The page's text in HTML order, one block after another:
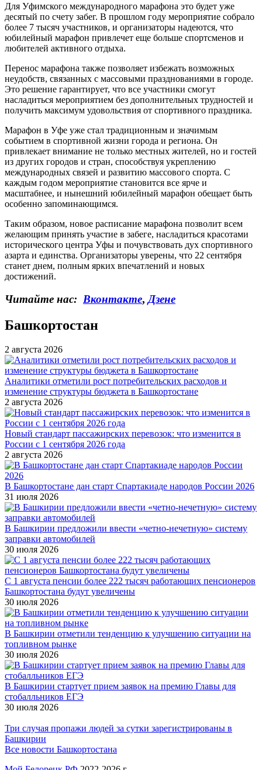
Для Уфимского международного марафона это будет уже
десятый по счету забег. В прошлом году мероприятие собрало
более 7 тысяч участников, и организаторы надеются, что
юбилейный марафон привлечет еще больше спортсменов и
любителей активного отдыха.
Перенос марафона также позволяет избежать возможных
неудобств, связанных с массовыми празднованиями в городе.
Это решение гарантирует, что все участники смогут
насладиться мероприятием без дополнительных трудностей и
получить максимум удовольствия от спортивного праздника.
Марафон в Уфе уже стал традиционным и значимым
событием в спортивной жизни города и региона. Он
привлекает внимание не только местных жителей, но и гостей
из других городов и стран, способствуя укреплению
международных связей и развитию массового спорта. С
каждым годом мероприятие становится все ярче и
масштабнее, и нынешний юбилейный марафон обещает быть
особенно запоминающимся.
Таким образом, новое расписание марафона позволит всем
желающим принять участие в забеге, насладиться красотами
исторического центра Уфы и почувствовать дух спортивного
азарта и единства. Организаторы уверены, что 22 сентября
станет днем, полным ярких впечатлений и новых
достижений.
Читайте нас: Вконтакте, Дзене
Башкортостан
2 августа 2026
Аналитики отметили рост потребительских расходов и
изменение структуры бюджета в Башкортостане
2 августа 2026
Новый стандарт пассажирских перевозок: что изменится в
России с 1 сентября 2026 года
2 августа 2026
В Башкортостане дан старт Спартакиаде народов России 2026
31 июля 2026
В Башкирии предложили ввести «четно-нечетную» систему
заправки автомобилей
30 июля 2026
С 1 августа пенсии более 222 тысяч работающих пенсионеров
Башкортостана будут увеличены
30 июля 2026
В Башкирии отметили тенденцию к улучшению ситуации на
топливном рынке
30 июля 2026
В Башкирии стартует прием заявок на премию Главы для
стобалльников ЕГЭ
30 июля 2026
Три случая пропажи людей за сутки зарегистрированы в
Башкирии
Все новости Башкортостана